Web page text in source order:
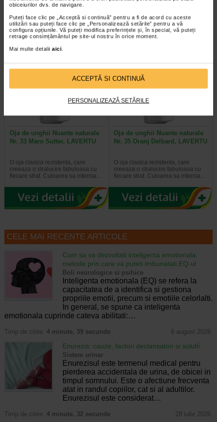
obiceiurilor dvs. de navigare.
Puteți face clic pe „Acceptă si continuă” pentru a fi de acord cu aceste
utilizări sau puteți face clic pe „Personalizează setările” pentru a vă
configura opțiunile. Vă puteți modifica preferințele și, în special, vă puteți
retrage consimțământul pe site-ul nostru în orice moment.
Mai multe detalii aici.
ACCEPTĂ SI CONTINUĂ
PERSONALIZEAZĂ SETĂRILE
creeaza o stralucire fabuloasa cu
fiecare strat. Culoarea sa intensa…
fiecare strat. Culoarea sa intensa…
Oja de unghii Nuante naturale
Nr. 33 Maro Sutter, LAVERTU
O oja clasica rezistenta, care
creeaza o stralucire fabuloasa cu
fiecare strat. Culoarea sa intensa…
Oja de unghii Nuante naturale
Nr. 35 Oranj Delbard, LAVERTU
O oja clasica rezistenta, care
creeaza o stralucire fabuloasa cu
fiecare strat. Culoarea sa intensa…
CELE MAI RECENTE ARTICOLE
Cum sa va dezvoltati inteligenta emotionala:
metode prin care va puteti imbunatati EQ-ul
Boli neurologice si psihice
Inteligenta emotionala (EQ) se refera la
capacitatea de a identifica si gestiona
propriile emotii, precum si emotiile celorlalti.
In general, se spune ca inteligenta
emotionala cuprinde cateva abilitati:…
Timp de citire: 4 minute, 39 secunde 6 august 2026
Enurezis: cauze, factori declansatori si solutii
Sistem urinar
Enurezisul este termenul medical pentru
pierderea accidentala de urina, de obicei in
timpul somnului. Este o afectiune frecventa
atat in randul copiilor, cat si al adultilor.
Enurezisul este considerat…
Timp de citire: 4 minute, 32 secunde 28 iulie 2026